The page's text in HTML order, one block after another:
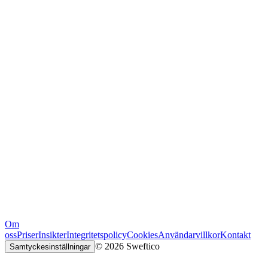
Om
ossPriserInsikterIntegritetspolicyCookiesAnvändarvillkorKontakt
Samtyckesinställningar © 2026 Sweftico